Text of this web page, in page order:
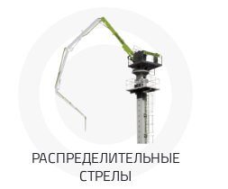
РАСПРЕДЕЛИТЕЛЬНЫЕ
СТРЕЛЫ